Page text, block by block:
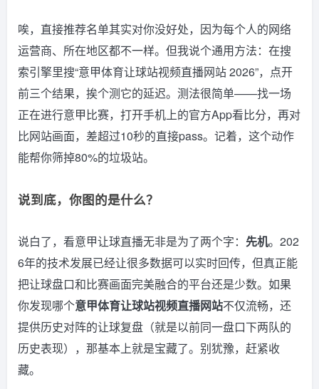
唉，直接推荐名单其实对你没好处，因为每个人的网络
运营商、所在地区都不一样。但我说个通用方法：在搜
索引擎里搜“意甲体育让球站视频直播网站 2026”，点开
前三个结果，挨个测它的延迟。测法很简单——找一场
正在进行意甲比赛，打开手机上的官方App看比分，再对
比网站画面，差超过10秒的直接pass。记着，这个动作
能帮你筛掉80%的垃圾站。
说到底，你图的是什么？
说白了，看意甲让球直播无非是为了两个字： 先机。202
6年的技术发展已经让很多数据可以实时回传，但真正能
把让球盘口和比赛画面完美融合的平台还是少数。如果
你发现哪个意甲体育让球站视频直播网站不仅流畅，还
提供历史对阵的让球复盘（就是以前同一盘口下两队的
历史表现），那基本上就是宝藏了。别犹豫，赶紧收
藏。